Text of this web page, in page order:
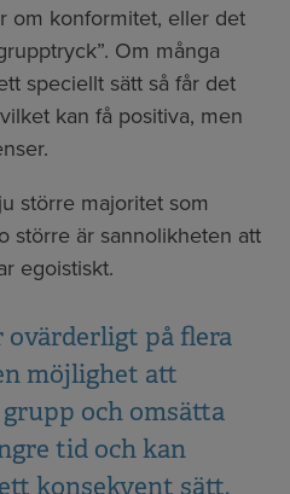
om konformitet, eller det
Om många
speciellt sätt så får det
kan få positiva, men
större majoritet som
större är sannolikheten att
egoistiskt.
ovärderligt på flera
möjlighet att
och omsätta
tid och kan
konsekvent sätt.